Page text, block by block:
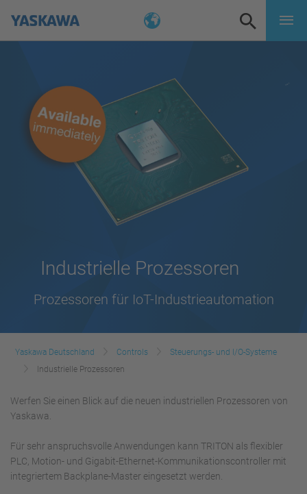
Industrielle Prozessoren
Prozessoren für IoT-Industrieautomation
Yaskawa Deutschland Controls
Steuerungs- und I/O-Systeme
Industrielle Prozessoren
Werfen Sie einen Blick auf die neuen industriellen Prozessoren von
Yaskawa.
Für sehr anspruchsvolle Anwendungen kann TRITON als flexibler
PLC, Motion- und Gigabit-Ethernet-Kommunikationscontroller mit
integriertem Backplane-Master eingesetzt werden.